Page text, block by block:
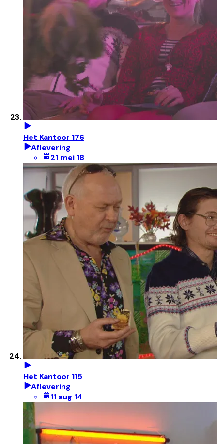
Het Kantoor 176
Aflevering
21 mei 18
Het Kantoor 115
Aflevering
11 aug 14